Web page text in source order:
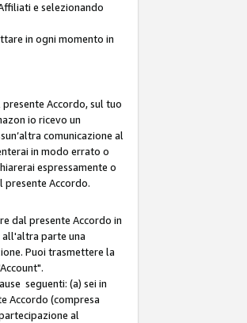
e selezionando
in ogni momento in
Accordo, sul tuo
io ricevo un
comunicazione al
in modo errato o
espressamente o
presente Accordo.
dal presente Accordo in
parte una
Puoi trasmettere la
seguenti: (a) sei in
Accordo (compresa
al